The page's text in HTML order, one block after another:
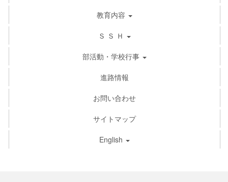
教育内容
Ｓ Ｓ Ｈ
部活動・学校行事
進路情報
お問い合わせ
サイトマップ
English